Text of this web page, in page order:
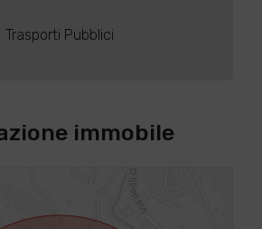
Trasporti Pubblici
immobile